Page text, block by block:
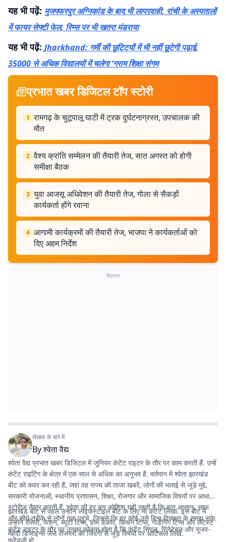
यह भी पढ़ें: मुजफ्फरपुर अग्निकांड के बाद भी लापरवाही, रांची के अस्पतालों
में फायर सेफ्टी फेल, रिम्स पर भी खतरा मंडराया
यह भी पढ़ें: Jharkhand: गर्मी की छुट्टियों में भी नहीं छूटेगी पढ़ाई,
35000 से अधिक विद्यालयों में चलेगा ‘ग्राम शिक्षा संगम
प्रभात खबर डिजिटल टॉप स्टोरी
1 रामगढ़ के चुटूपालू घाटी में ट्रक दुर्घटनाग्रस्त, उपचालक की
मौत
2 वैश्य क्रांति सम्मेलन की तैयारी तेज, सात अगस्त को होगी
समीक्षा बैठक
3 युवा आजसू अधिवेशन की तैयारी तेज, गोला से सैकड़ों
कार्यकर्ता होंगे रवाना
4 आगामी कार्यक्रमों की तैयारी तेज, भाजपा ने कार्यकर्ताओं को
दिए अहम निर्देश
विज्ञापन
लेखक के बारे में
Byश्वेता वैद्य
श्वेता वैद्य प्रभात खबर डिजिटल में जूनियर कंटेंट राइटर के तौर पर काम करती हैं. उन्हें
कंटेंट राइटिंग के क्षेत्र में एक साल से अधिक का अनुभव है. वर्तमान में श्वेता झारखंड
बीट को कवर कर रही हैं, जहां वह राज्य की ताजा खबरें, लोगों की भलाई से जुड़े मुद्दे,
सरकारी योजनाओं, स्थानीय प्रशासन, शिक्षा, रोजगार और सामाजिक विषयों पर आधारित
स्टोरीज तैयार करती हैं. श्वेता की हर बार कोशिश यही रहती है कि बात आसान, साफ
और सीधे तरीके से लोगों तक पहुंचे, जिससे कि हर कोई उसे बिना दिक्कत के समझ सके.
कंटेंट राइटर के तौर पर उनका फोकस होता है कि कंटेंट सिंपल, रिलेटेबल और यूजर-
झारखंड बीट से पहले उन्होंने लाइफस्टाइल बीट के लिए भी कंटेंट लिखा. इस बीट में
उन्होंने रेसिपी, फैशन, ब्यूटी टिप्स, होम डेकोर, किचन टिप्स, गार्डनिंग टिप्स और लेटेस्ट
मेहंदी डिजाइन्स जैसे रोजमर्रा की जिंदगी से जुड़े विषयों पर आर्टिकल लिखे.